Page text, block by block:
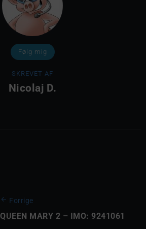
Følg mig
SKREVET AF
Nicolaj D.
Forrige
QUEEN MARY 2 – IMO: 9241061